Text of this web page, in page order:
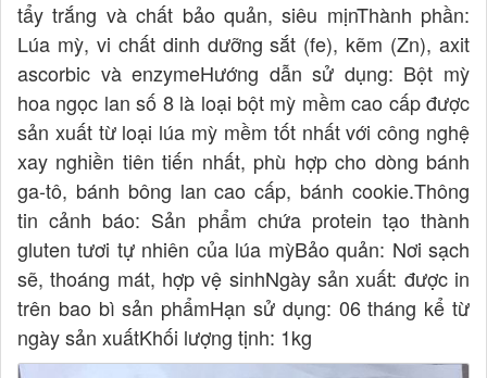
tẩy trắng và chất bảo quản, siêu mịnThành phần:
Lúa mỳ, vi chất dinh dưỡng sắt (fe), kẽm (Zn), axit
ascorbic và enzymeHướng dẫn sử dụng: Bột mỳ
hoa ngọc lan số 8 là loại bột mỳ mềm cao cấp được
sản xuất từ loại lúa mỳ mềm tốt nhất với công nghệ
xay nghiền tiên tiến nhất, phù hợp cho dòng bánh
ga-tô, bánh bông lan cao cấp, bánh cookie.Thông
tin cảnh báo: Sản phẩm chứa protein tạo thành
gluten tươi tự nhiên của lúa mỳBảo quản: Nơi sạch
sẽ, thoáng mát, hợp vệ sinhNgày sản xuất: được in
trên bao bì sản phẩmHạn sử dụng: 06 tháng kể từ
ngày sản xuấtKhối lượng tịnh: 1kg